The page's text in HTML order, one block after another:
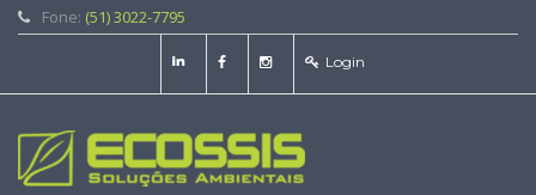
Fone: (51) 3022-7795
Login